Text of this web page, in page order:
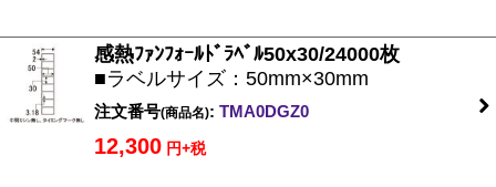
感熱ﾌｧﾝﾌｫｰﾙﾄﾞﾗﾍﾞﾙ50x30/24000枚
■ラベルサイズ：50mm×30mm
注文番号(商品名): TMA0DGZ0
12,300 円+税